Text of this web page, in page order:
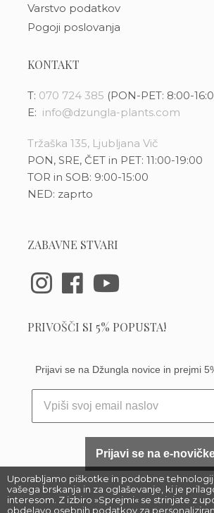
Uporabljamo piškotke in podobne
vašega brskanja in za oglaševanje, ki je
interesom. Z izbiro »Sprejmi« se strinjate z
obdelavo osebnih podatkov za
Varstvo podatkov
Pogoji poslovanja
KONTAKT
T: 070 724 385 (PON-PET: 8:00-
E: info@dzungla-plants.com
Tržaška 135, Ljubljana Vič
PON, SRE, ČET in PET: 11:00-19:00
TOR in SOB: 9:00-15:00
NED: zaprto
ZABAVNE STVARI
PRIVOŠČI SI 5% POPUSTA!
Prijavi se na Džungla novice in prejmi
Prijavi se na e-